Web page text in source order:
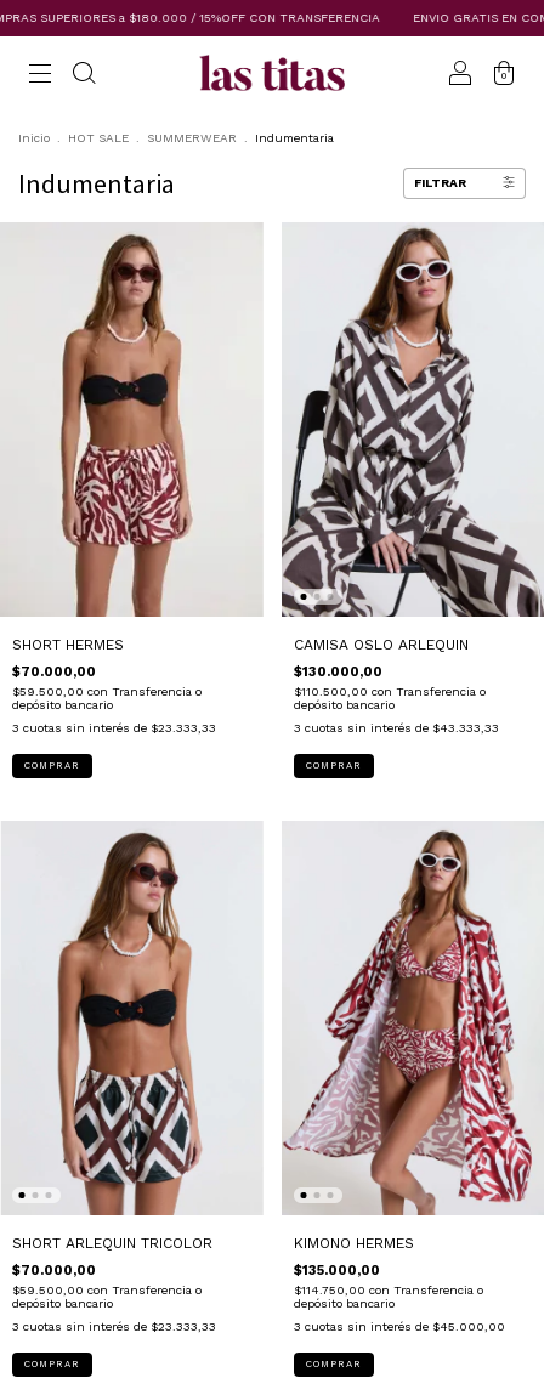
a $180.000 / 15%OFF CON TRANSFERENCIA ENVIO GRATIS EN
0
Inicio HOT SALE SUMMERWEAR Indumentaria
Indumentaria FILTRAR
SHORT HERMES
$70.000,00
$59.500,00 con Transferencia o
depósito bancario
3 cuotas sin interés de $23.333,33
COMPRAR
CAMISA OSLO ARLEQUIN
$130.000,00
$110.500,00 con Transferencia o
depósito bancario
3 cuotas sin interés de $43.333,33
COMPRAR
SHORT ARLEQUIN TRICOLOR
$70.000,00
$59.500,00 con Transferencia o
depósito bancario
3 cuotas sin interés de $23.333,33
COMPRAR
KIMONO HERMES
$135.000,00
$114.750,00 con Transferencia o
depósito bancario
3 cuotas sin interés de $45.000,00
COMPRAR